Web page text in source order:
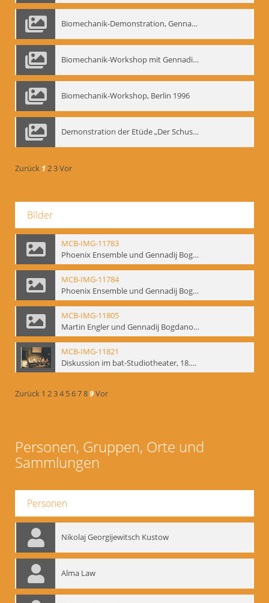
Biomechanik-Demonstration, Gennadij Bogdanow im Berliner Ensemble, 04.10.1991
Biomechanik-Workshop mit Gennadij Nikolajewitsch Bogdanow im Mime Centrum Berlin, 1991
Biomechanik-Workshop, Berlin 1996
Demonstration der Etüde „Der Schuss mit dem Bogen“ durch Gennadij Nikolajewitsch Bogdanow, Berlin 1991
Zurück 123Vor
Bilder
MCB-IMG-11783
Phoenix Ensemble und Gennadij Bogdanow; BM-img-105-9
MCB-IMG-11784
Phoenix Ensemble und Gennadij Bogdanow; BM-img-105-10
MCB-IMG-11805
Martin Engler und Gennadij Bogdanow; BM-img-113
MCB-IMG-11821
Diskussion im bat-Studiotheater, 18.09.1995; BM-img-127-3
Zurück 1 234 56789Vor
Personen, Gruppen, Orte und
Sammlungen
Personen
Nikolaj Georgijewitsch Kustow
Alma Law